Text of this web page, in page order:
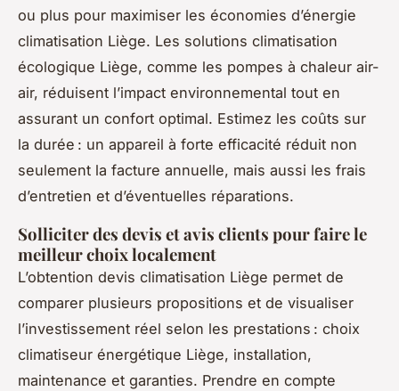
ou plus pour maximiser les économies d’énergie
climatisation Liège. Les solutions climatisation
écologique Liège, comme les pompes à chaleur air-
air, réduisent l’impact environnemental tout en
assurant un confort optimal. Estimez les coûts sur
la durée : un appareil à forte efficacité réduit non
seulement la facture annuelle, mais aussi les frais
d’entretien et d’éventuelles réparations.
Solliciter des devis et avis clients pour faire le
meilleur choix localement
L’obtention devis climatisation Liège permet de
comparer plusieurs propositions et de visualiser
l’investissement réel selon les prestations : choix
climatiseur énergétique Liège, installation,
maintenance et garanties. Prendre en compte